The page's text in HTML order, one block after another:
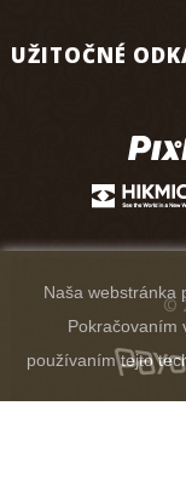
UŽITOČNÉ
Naša webstránka
Pokračovaním
používaním tejto
©